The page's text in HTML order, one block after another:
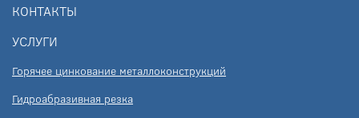
КОНТАКТЫ
УСЛУГИ
Горячее цинкование металлоконструкций
Гидроабразивная резка